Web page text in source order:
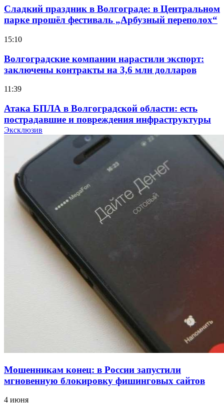
Сладкий праздник в Волгограде: в Центральном
парке прошёл фестиваль „Арбузный переполох“
15:10
Волгоградские компании нарастили экспорт:
заключены контракты на 3,6 млн долларов
11:39
Атака БПЛА в Волгоградской области: есть
пострадавшие и повреждения инфраструктуры
Волгоградские вузы в топе зарплатного
рейтинга: ВолгГТУ и ВолгГМУ вошли в топ‑15
для химической отрасли и фармацевтики
18:39
В Красноармейском районе Волгограда стартует
конкурс на ремонт моста через Волго‑Донской
судоходный канал
Фестиваль #ТриЧетыре в Волгограде пройдёт
11–13 сентября в рамках Года единства народов
Эксклюзив
Мошенникам конец: в России запустили
мгновенную блокировку фишинговых сайтов
4 июня